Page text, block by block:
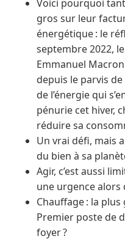
Voici pourquoi
gros sur leur
énergétique : le
septembre 2022,
Emmanuel
depuis le parvis de
de l’énergie qui
pénurie cet hiver,
réduire sa
Un vrai défi, mais
du bien à sa
Agir, c’est aussi
une urgence alors
Chauffage : la plus
Premier poste de
foyer ?